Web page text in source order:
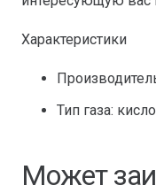
Характеристики
Тип газа:
Может